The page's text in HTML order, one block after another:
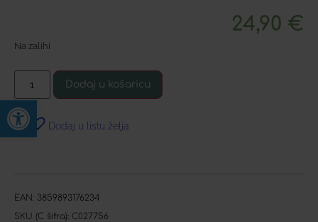
Open toolbar
24,90 €
Na zalihi
Dodaj u košaricu
Dodaj u listu želja
EAN: 3859893176234
SKU (C šifra): C027756